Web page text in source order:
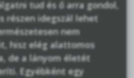
tud és ő arra gondol,
részen idegszál lehet
nem
hisz elég alattomos
de a lányom életét
Egyébként egy